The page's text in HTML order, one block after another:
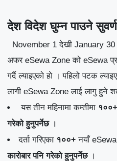
देश विदेश घुम्न पाउने
November 1 देखी January 30
अफर eSewa Zone को eSewa
गर्दै ल्याइएको हो । पहिलो पटक
लागी eSewa Zone लाई लागु हुने
यस तीन महिनामा कम्तीमा १००+
गरेको हुनुपर्नेछ।
दर्ता गरिएका १००+नयाँ
कारोबार पनि गरेको हुनुपर्नेछ।